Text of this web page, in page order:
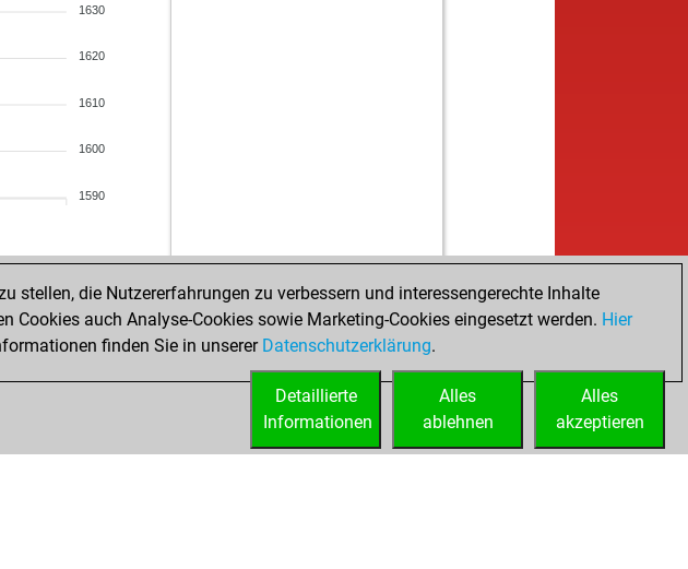
1630
1620
1610
1600
1590
stellen, die Nutzererfahrungen zu verbessern und interessengerechte Inhalte
auch Analyse-Cookies sowie Marketing-Cookies eingesetzt werden. Hier
finden Sie in unserer Datenschutzerklärung.
Alles
akzeptieren
Alles
ablehnen
Detaillierte
Informationen